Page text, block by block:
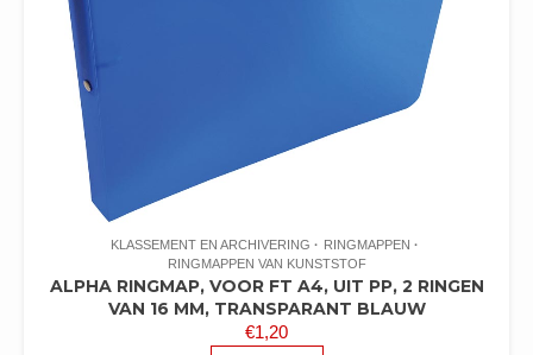
KLASSEMENT EN ARCHIVERING
RINGMAPPEN
RINGMAPPEN VAN KUNSTSTOF
ALPHA RINGMAP, VOOR FT A4, UIT PP, 2 RINGEN
VAN 16 MM, TRANSPARANT BLAUW
€1,20